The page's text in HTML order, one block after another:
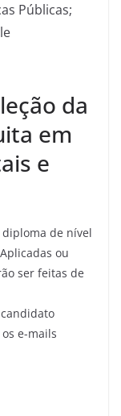
Públicas;
da
em
e
de nível
ou
ser feitas de
e-mails